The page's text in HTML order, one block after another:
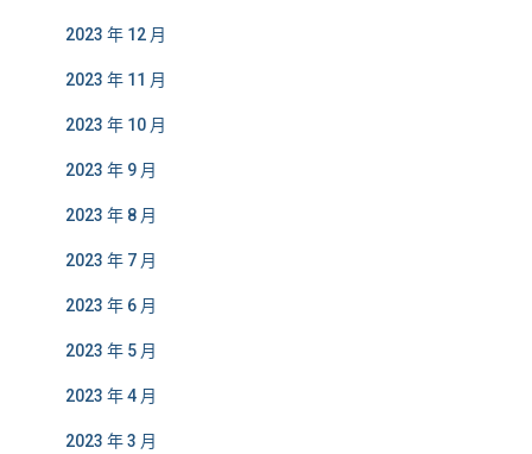
2023 年 12 月
2023 年 11 月
2023 年 10 月
2023 年 9 月
2023 年 8 月
2023 年 7 月
2023 年 6 月
2023 年 5 月
2023 年 4 月
2023 年 3 月